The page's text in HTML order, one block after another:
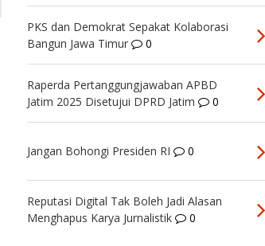
PKS dan Demokrat Sepakat Kolaborasi
Bangun Jawa Timur
0
Raperda Pertanggungjawaban APBD
Jatim 2025 Disetujui DPRD Jatim
0
Jangan Bohongi Presiden RI 0
Reputasi Digital Tak Boleh Jadi Alasan
Menghapus Karya Jurnalistik
0